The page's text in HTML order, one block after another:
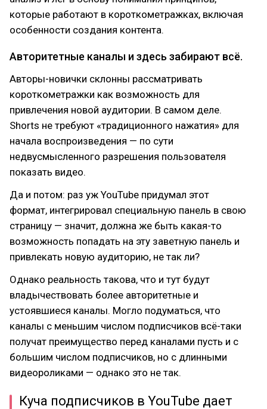
которые работают в короткометражках, включая
особенности создания контента.
Авторитетные каналы и здесь забирают всё.
Авторы-новички склонны рассматривать
короткометражки как возможность для
привлечения новой аудитории. В самом деле.
Shorts не требуют «традиционного нажатия» для
начала воспроизведения — по сути
недвусмысленного разрешения пользователя
показать видео.
Да и потом: раз уж YouTube придумал этот
формат, интегрировал специальную панель в свою
страницу — значит, должна же быть какая-то
возможность попадать на эту заветную панель и
привлекать новую аудиторию, не так ли?
Однако реальность такова, что и тут будут
владычествовать более авторитетные и
устоявшиеся каналы. Могло подуматься, что
каналы с меньшим числом подписчиков всё-таки
получат преимущество перед каналами пусть и с
большим числом подписчиков, но с длинными
видеороликами — однако это не так.
Куча подписчиков в YouTube дает